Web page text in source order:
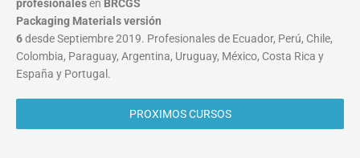
profesionalesen BRCGS
Packaging Materialsversión
6desde Septiembre 2019. Profesionales de Ecuador, Perú, Chile,
Colombia, Paraguay, Argentina, Uruguay, México, Costa Rica y
España y Portugal.
PROXIMOS CURSOS